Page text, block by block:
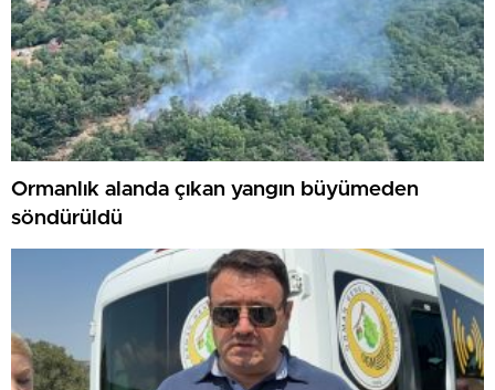
Ormanlık alanda çıkan yangın büyümeden
söndürüldü